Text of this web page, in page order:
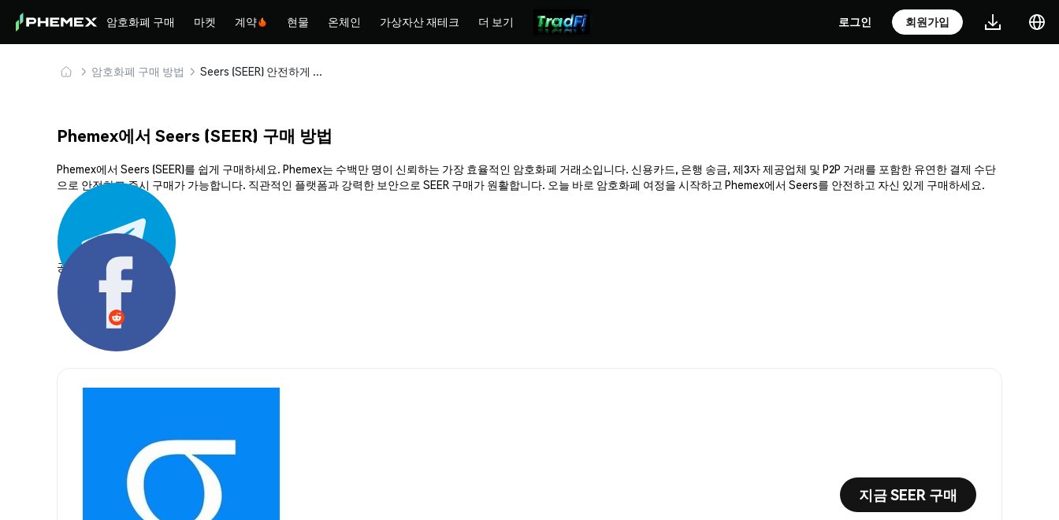
암호화폐 구매 마켓 계약 현물 온체인 가상자산 재테크 더 보기 로그인 회원가입
암호화폐 구매 방법 Seers (SEER) 안전하게 구매 및 보관
Phemex에서 Seers (SEER) 구매 방법
Phemex에서 Seers (SEER)를 쉽게 구매하세요. Phemex는 수백만 명이 신뢰하는 가장 효율적인 암호화폐 거래소입니다. 신용카드, 은행 송금, 제3자 제공업체 및 P2P 거래를 포함한 유연한 결제 수단
으로 안전하고 즉시 구매가 가능합니다. 직관적인 플랫폼과 강력한 보안으로 SEER 구매가 원활합니다. 오늘 바로 암호화폐 여정을 시작하고 Phemex에서 Seers를 안전하고 자신 있게 구매하세요.
공유하기:
지금 SEER 구매